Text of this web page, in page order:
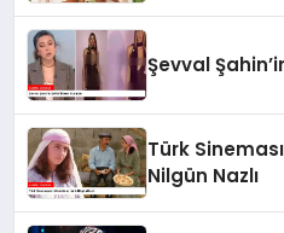
Şevval
Türk
Nilgün Nazlı